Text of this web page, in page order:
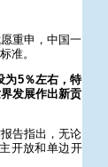
重申，中国一
准。
为5％左右，特
发展作出新贡
告指出，无论
开放和单边开